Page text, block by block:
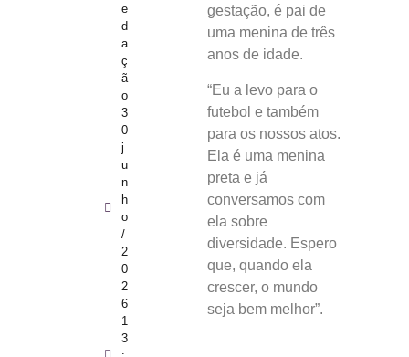
e
d
a
ç
ã
o
3
0
j
u
n
h
o
/
2
0
2
6
1
3
gestação, é pai de
uma menina de três
anos de idade.
“Eu a levo para o
futebol e também
para os nossos atos.
Ela é uma menina
preta e já
conversamos com
ela sobre
diversidade. Espero
que, quando ela
crescer, o mundo
seja bem melhor”.